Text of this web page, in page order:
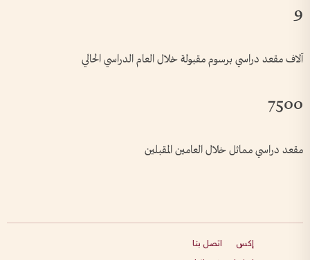
9
آلاف مقعد دراسي برسوم مقبولة خلال العام الدراسي الحالي
7500
مقعد دراسي مماثل خلال العامين المقبلين
إكس
اتصل بنا